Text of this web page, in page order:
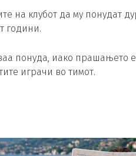
на клубот да му понудат
години.
понуда, иако прашањето
играчи во тимот.